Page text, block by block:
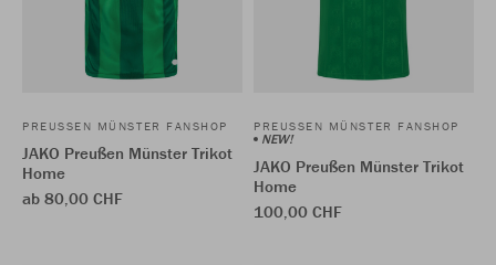
PREUSSEN MÜNSTER FANSHOP
JAKO Preußen Münster Trikot
Home
ab 80,00 CHF
PREUSSEN MÜNSTER FANSHOP
NEW!
JAKO Preußen Münster Trikot
Home
100,00 CHF